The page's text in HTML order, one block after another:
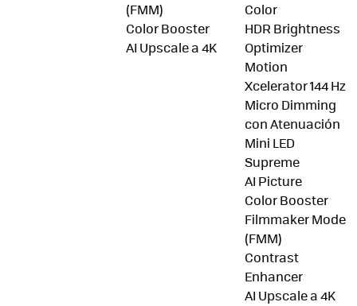
(FMM)
Color Booster
AI Upscale a 4K
Color
HDR Brightness
Optimizer
Motion
Xcelerator 144 Hz
Micro Dimming
con Atenuación
Mini LED
Supreme
AI Picture
Color Booster
Filmmaker Mode
(FMM)
Contrast
Enhancer
AI Upscale a 4K